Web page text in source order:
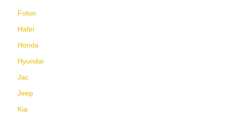
Foton
Hafei
Honda
Hyundai
Jac
Jeep
Kia